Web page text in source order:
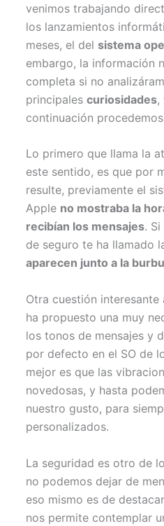
r
)
venimos trabajando
los lanzamientos
meses, el del sistema
embargo, la información
completa si no
principalescuriosidades,
continuación
Lo primero que llama la
este sentido, es que por
resulte, previamente el
Apple no mostraba la
recibían los mensajes.
de seguro te ha llamado
aparecen junto a la
Otra cuestión
ha propuesto una muy
los tonos de mensajes y
por defecto en el SO de
mejor es que las
novedosas, y hasta
nuestro gusto, para
personalizados.
La seguridad es otro de
no podemos dejar de
eso mismo es de
nos permite contemplar